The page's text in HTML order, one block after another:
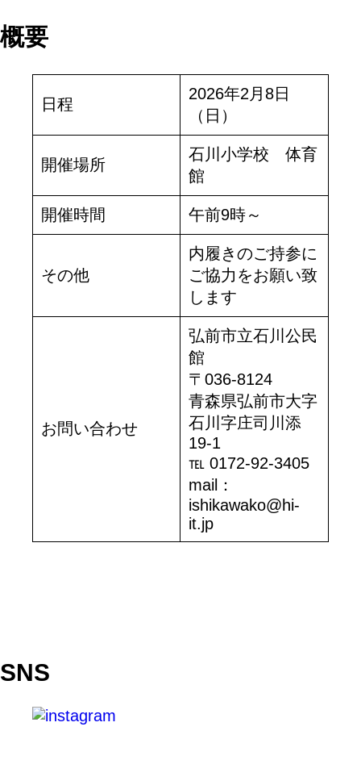
概要
日程
2026年2月8日
（日）
開催場所
石川小学校 体育
館
開催時間 午前9時～
その他
内履きのご持参に
ご協力をお願い致
します
お問い合わせ
弘前市立石川公民
館
〒036-8124
青森県弘前市大字
石川字庄司川添
19-1
℡ 0172-92-3405
mail：
ishikawako@hi-
it.jp
SNS